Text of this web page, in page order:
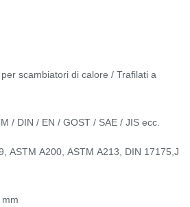
scambiatori di calore / Trafilati a
/ DIN / EN / GOST / SAE / JIS ecc.
ASTM A200, ASTM A213, DIN 17175,J